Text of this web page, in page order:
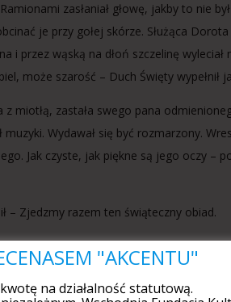
zasłaniał głowę, jakby to nie
je przy gołej skórze. Służąca
i przez wąską na dłoń szczelinę
może szarość – Duch Święty wypełnił
miotłą, zastała swego pana
muzyki. Wydawał się być rozmarzony.
Jak czyste, jak piękne są jego oczy –
– Zjedzmy razem ten świąteczny obiad.
zagadkowe słowa. – Ze
na kaczkę – jest za duża dla
"AKCENTU"
na działalność statutową.